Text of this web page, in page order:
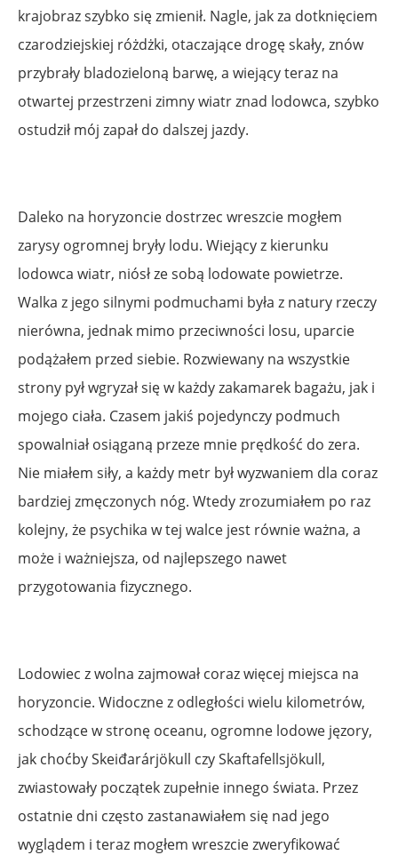
krajobraz szybko się zmienił. Nagle, jak za dotknięciem
czarodziejskiej różdżki, otaczające drogę skały, znów
przybrały bladozieloną barwę, a wiejący teraz na
otwartej przestrzeni zimny wiatr znad lodowca, szybko
ostudził mój zapał do dalszej jazdy.
Daleko na horyzoncie dostrzec wreszcie mogłem
zarysy ogromnej bryły lodu. Wiejący z kierunku
lodowca wiatr, niósł ze sobą lodowate powietrze.
Walka z jego silnymi podmuchami była z natury rzeczy
nierówna, jednak mimo przeciwności losu, uparcie
podążałem przed siebie. Rozwiewany na wszystkie
strony pył wgryzał się w każdy zakamarek bagażu, jak i
mojego ciała. Czasem jakiś pojedynczy podmuch
spowalniał osiąganą przeze mnie prędkość do zera.
Nie miałem siły, a każdy metr był wyzwaniem dla coraz
bardziej zmęczonych nóg. Wtedy zrozumiałem po raz
kolejny, że psychika w tej walce jest równie ważna, a
może i ważniejsza, od najlepszego nawet
przygotowania fizycznego.
Lodowiec z wolna zajmował coraz więcej miejsca na
horyzoncie. Widoczne z odległości wielu kilometrów,
schodzące w stronę oceanu, ogromne lodowe jęzory,
jak choćby Skeiđarárjökull czy Skaftafellsjökull,
zwiastowały początek zupełnie innego świata. Przez
ostatnie dni często zastanawiałem się nad jego
wyglądem i teraz mogłem wreszcie zweryfikować